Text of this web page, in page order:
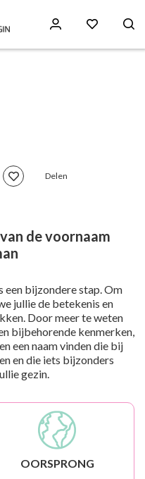
Delen
de voornaam
een bijzondere stap. Om
jullie de betekenis en
Door meer te weten
bijbehorende kenmerken,
een naam vinden die bij
en die iets bijzonders
gezin.
OORSPRONG